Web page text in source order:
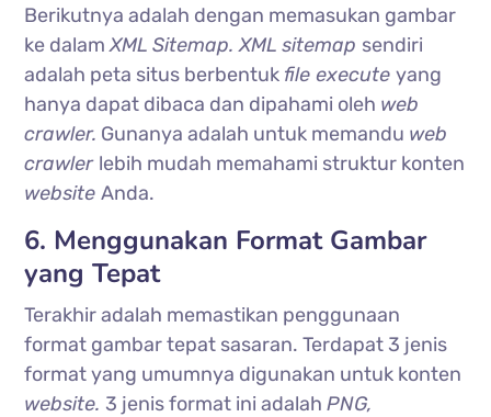
Berikutnya adalah dengan memasukan gambar
ke dalamXML Sitemap. XML sitemap sendiri
adalah peta situs berbentuk file executeyang
hanya dapat dibaca dan dipahami oleh web
crawler. Gunanya adalah untuk memandu web
crawler lebih mudah memahami struktur konten
websiteAnda.
6. Menggunakan Format Gambar
yang Tepat
Terakhir adalah memastikan penggunaan
format gambar tepat sasaran. Terdapat 3 jenis
format yang umumnya digunakan untuk konten
website. 3 jenis format ini adalahPNG,